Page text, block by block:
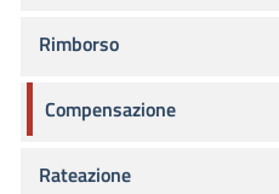
Rimborso
Compensazione
Rateazione